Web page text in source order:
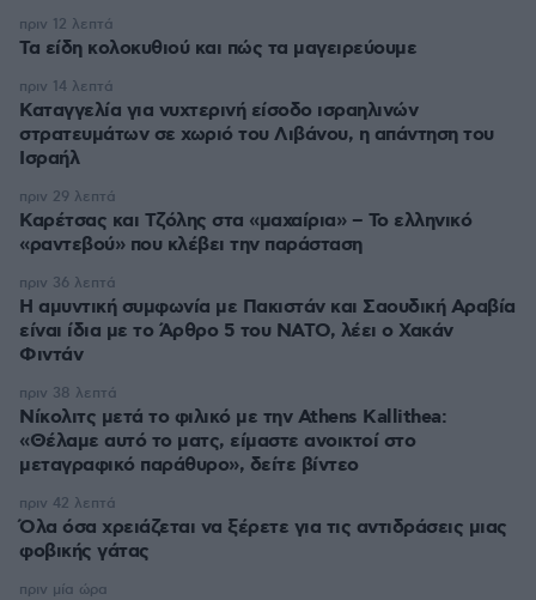
Τα είδη κολοκυθιού και πώς τα μαγειρεύουμε
πριν 12 λεπτά
Καταγγελία για νυχτερινή είσοδο ισραηλινών
στρατευμάτων σε χωριό του Λιβάνου, η απάντηση του
Ισραήλ
πριν 14 λεπτά
Καρέτσας και Τζόλης στα «μαχαίρια» – Το ελληνικό
«ραντεβού» που κλέβει την παράσταση
πριν 29 λεπτά
Η αμυντική συμφωνία με Πακιστάν και Σαουδική Αραβία
είναι ίδια με το Άρθρο 5 του ΝΑΤΟ, λέει ο Χακάν
Φιντάν
πριν 36 λεπτά
Νίκολιτς μετά το φιλικό με την Athens Kallithea:
«Θέλαμε αυτό το ματς, είμαστε ανοικτοί στο
μεταγραφικό παράθυρο», δείτε βίντεο
πριν 38 λεπτά
Όλα όσα χρειάζεται να ξέρετε για τις αντιδράσεις μιας
φοβικής γάτας
πριν 42 λεπτά
πριν μία ώρα